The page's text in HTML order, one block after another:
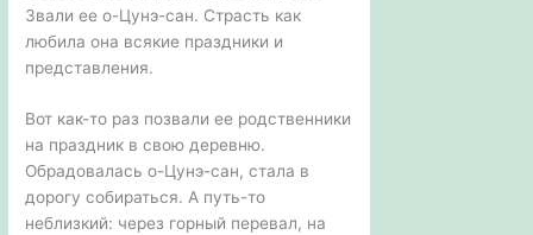
Звали ее о-Цунэ-сан. Страсть как
любила она всякие праздники и
представления.
Вот как-то раз позвали ее родственники
на праздник в свою деревню.
Обрадовалась о-Цунэ-сан, стала в
дорогу собираться. А путь-то
неблизкий: через горный перевал, на